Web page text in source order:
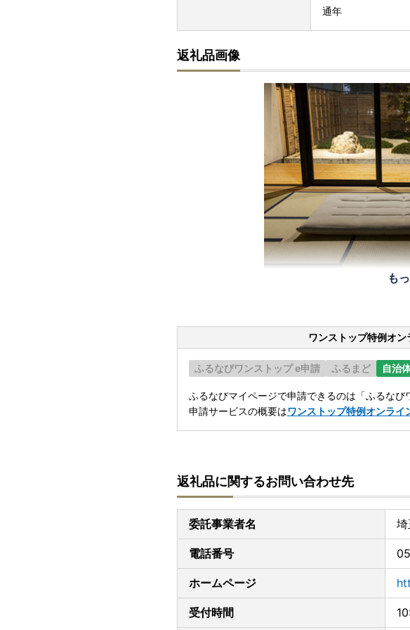
通年
返礼品画像
も
ワンストップ特例オン
ふるなびワンストップ e申請 ふるまど 自治
ふるなびマイページで申請できるのは「ふるな
申請サービスの概要はワンストップ特例オンライ
返礼品に関するお問い合わせ先
委託事業者名
電話番号
ホームページ
受付時間